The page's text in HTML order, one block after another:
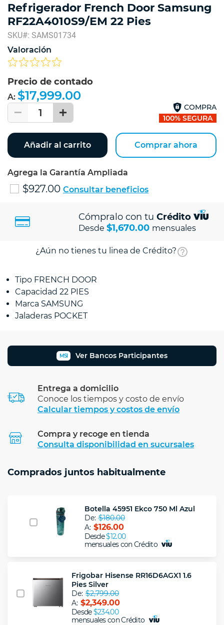
Refrigerador French Door Samsung
RF22A4010S9/EM 22 Pies
SKU#: SAMS01734
Valoración
Precio de contado
A: $17,999.00
1
COMPRA
100% SEGURA
Añadir al carrito Comprar ahora
Agrega la Garantía Ampliada
$927.00 Consultar beneficios
Cómpralo con tu Crédito
Desde $1,670.00 mensuales
¿Aún no tienes tu linea de Crédito?
Tipo FRENCH DOOR
Capacidad 22 PIES
Marca SAMSUNG
Jaladeras POCKET
MSI Ver Bancos Participantes
Entrega a domicilio
Conoce los tiempos y costo de envío
Calcular tiempos y costos de envío
Compra y recoge en tienda
Consulta disponibilidad en sucursales
Comprados juntos habitualmente
Botella 45951 Ekco 750 Ml Azul
De: $180.00
A: $126.00
Desde$12.00
mensuales con Crédito
Frigobar Hisense RR16D6AGX1 1.6
Pies Silver
De: $2,799.00
A: $2,349.00
Desde$234.00
mensuales con Crédito